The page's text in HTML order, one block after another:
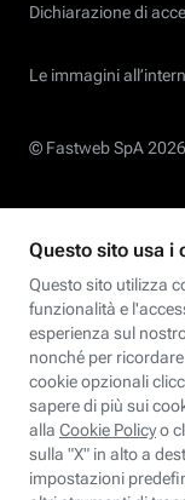
Dichiarazione di
Le immagini
© Fastweb SpA